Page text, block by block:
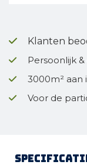
Klanten
Persoonlijk
3000m² aan
Voor de